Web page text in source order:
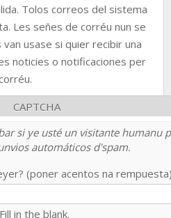
Tolos correos del sistema
Les señes de corréu nun se
usase si quier recibir una
noticies o notificaciones per
CAPTCHA
si ye usté un visitante humanu
automáticos d'spam.
(poner acentos na
Fill in the blank.